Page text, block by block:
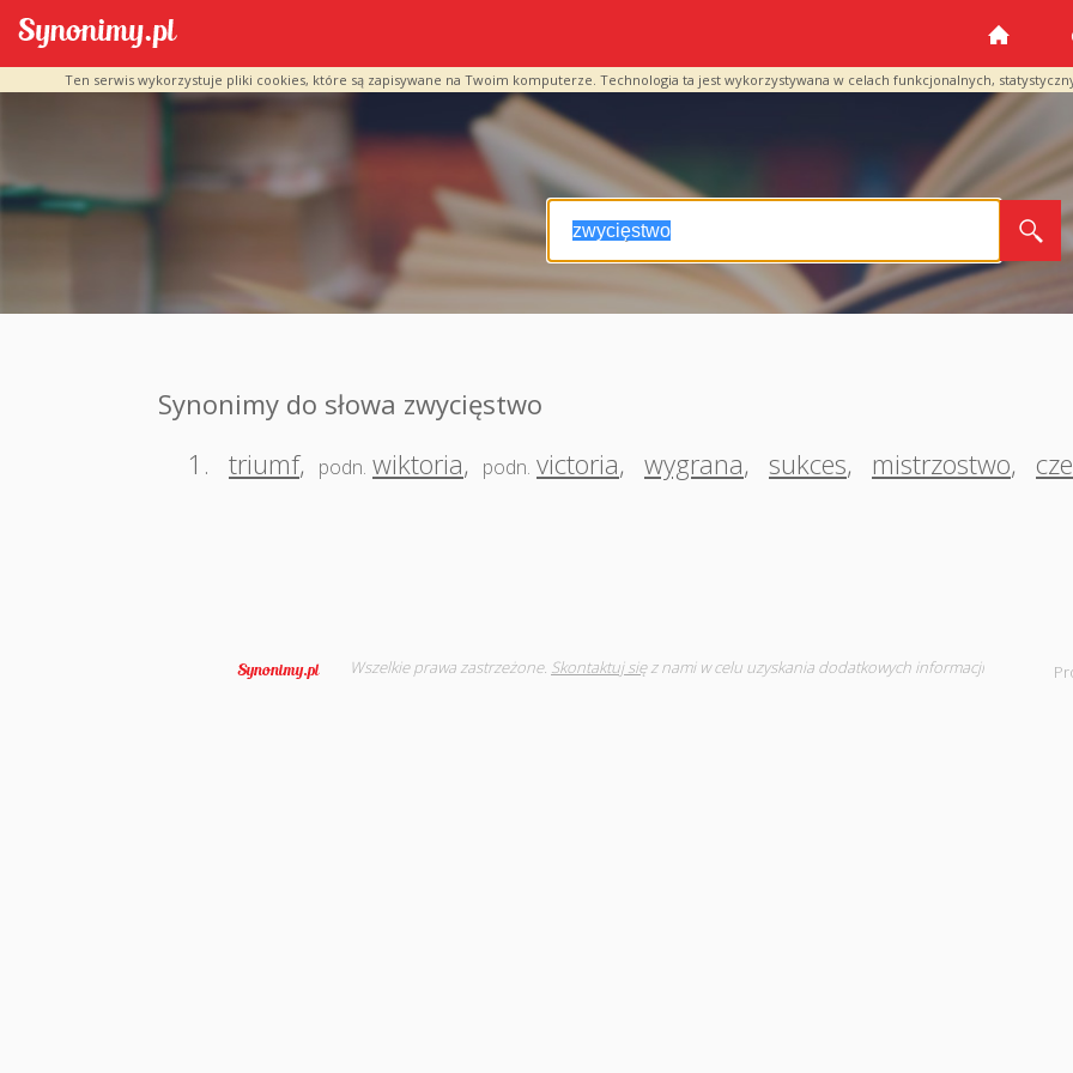
Ten serwis wykorzystuje pliki cookies, które są zapisywane na Twoim komputerze. Technologia ta jest wykorzystywana w celach funkcjonalnych,
Synonimy do słowa zwycięstwo
1. triumf, podn. wiktoria, podn. victoria, wygrana, sukces, mistrzostwo,
Wszelkie prawa zastrzeżone. Skontaktuj sięz nami w celu uzyskania dodatkowych informacji